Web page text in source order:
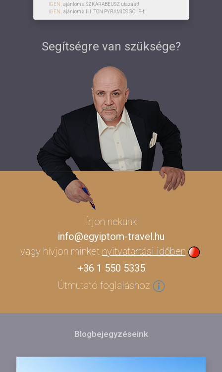
IGEN,
ajánlom a SZKARABEUSZ utazást!
IGEN,
ajánlom a HILTON PYRAMIDS GOLF-t!
Segítségre van szüksége?
Írjon nekünk
info@egyiptom-travel.hu
vagy hívjon minket nyitvatartási időben
+36 1 550 5335
Útmutató foglaláshoz
Blogbejegyzéseink